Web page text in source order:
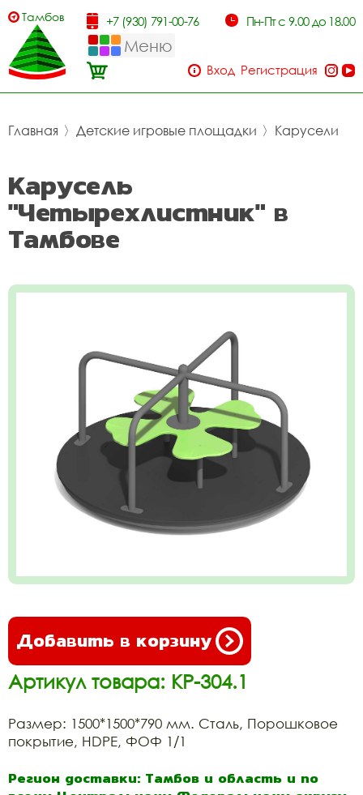
Тамбов +7 (930) 791-00-76 Пн-Пт с 9.00 до 18.00
Меню
Вход Регистрация
Главная 〉 Детские игровые площадки 〉 Карусели
Карусель
"Четырехлистник" в
Тамбове
Добавить в корзину
Артикул товара: КР-304.1
Размер: 1500*1500*790 мм. Сталь, Порошковое
покрытие, HDPE, ФОФ 1/1
Регион доставки: Тамбов и область и по